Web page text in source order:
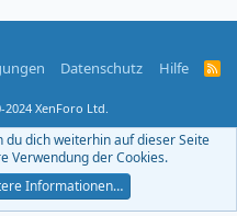
Datenschutz Hilfe
R
F
2024 XenForo Ltd.
du dich weiterhin auf dieser Seite
Verwendung der Cookies.
Informationen…